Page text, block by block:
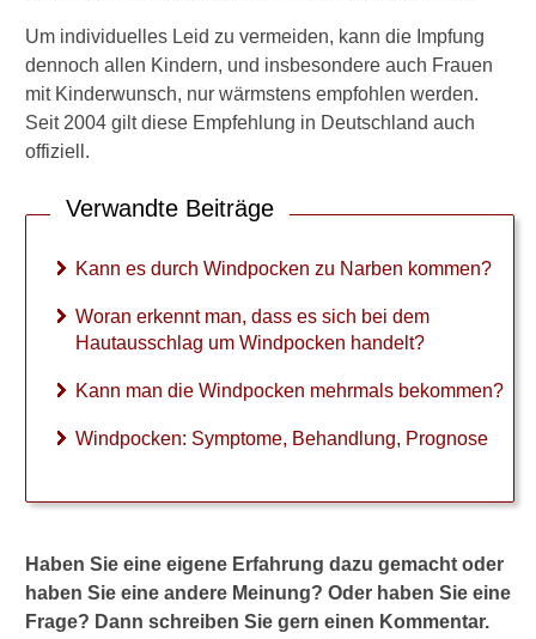
Um individuelles Leid zu vermeiden, kann die Impfung
dennoch allen Kindern, und insbesondere auch Frauen
mit Kinderwunsch, nur wärmstens empfohlen werden.
Seit 2004 gilt diese Empfehlung in Deutschland auch
offiziell.
Verwandte Beiträge
Kann es durch Windpocken zu Narben kommen?
Woran erkennt man, dass es sich bei dem
Hautausschlag um Windpocken handelt?
Kann man die Windpocken mehrmals bekommen?
Windpocken: Symptome, Behandlung, Prognose
Haben Sie eine eigene Erfahrung dazu gemacht oder
haben Sie eine andere Meinung? Oder haben Sie eine
Frage? Dann schreiben Sie gern einen Kommentar.
Verwandte Beiträge
K
a
n
s
u
c
h
i
d
c
e
z
u